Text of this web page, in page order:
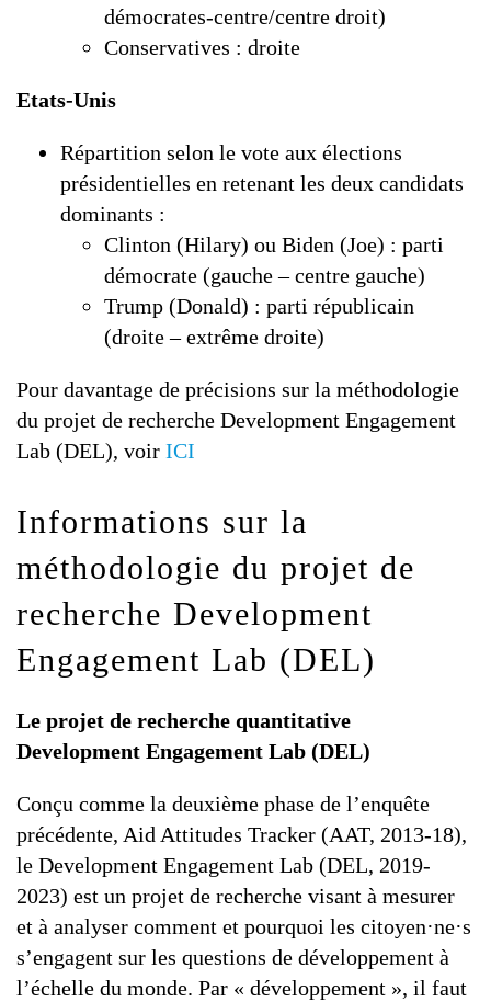
démocrates-centre/centre droit)
Conservatives : droite
Etats-Unis
Répartition selon le vote aux élections
présidentielles en retenant les deux candidats
dominants :
Clinton (Hilary) ou Biden (Joe) : parti
démocrate (gauche – centre gauche)
Trump (Donald) : parti républicain
(droite – extrême droite)
Pour davantage de précisions sur la méthodologie
du projet de recherche Development Engagement
Lab (DEL), voir ICI
Informations sur la
méthodologie du projet de
recherche Development
Engagement Lab (DEL)
Le projet de recherche quantitative
Development Engagement Lab (DEL)
Conçu comme la deuxième phase de l’enquête
précédente, Aid Attitudes Tracker (AAT, 2013-18),
le Development Engagement Lab (DEL, 2019-
2023) est un projet de recherche visant à mesurer
et à analyser comment et pourquoi les citoyen·ne·s
s’engagent sur les questions de développement à
l’échelle du monde. Par « développement », il faut